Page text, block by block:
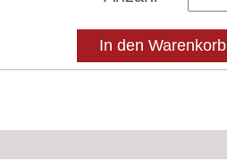
In den Warenkorb